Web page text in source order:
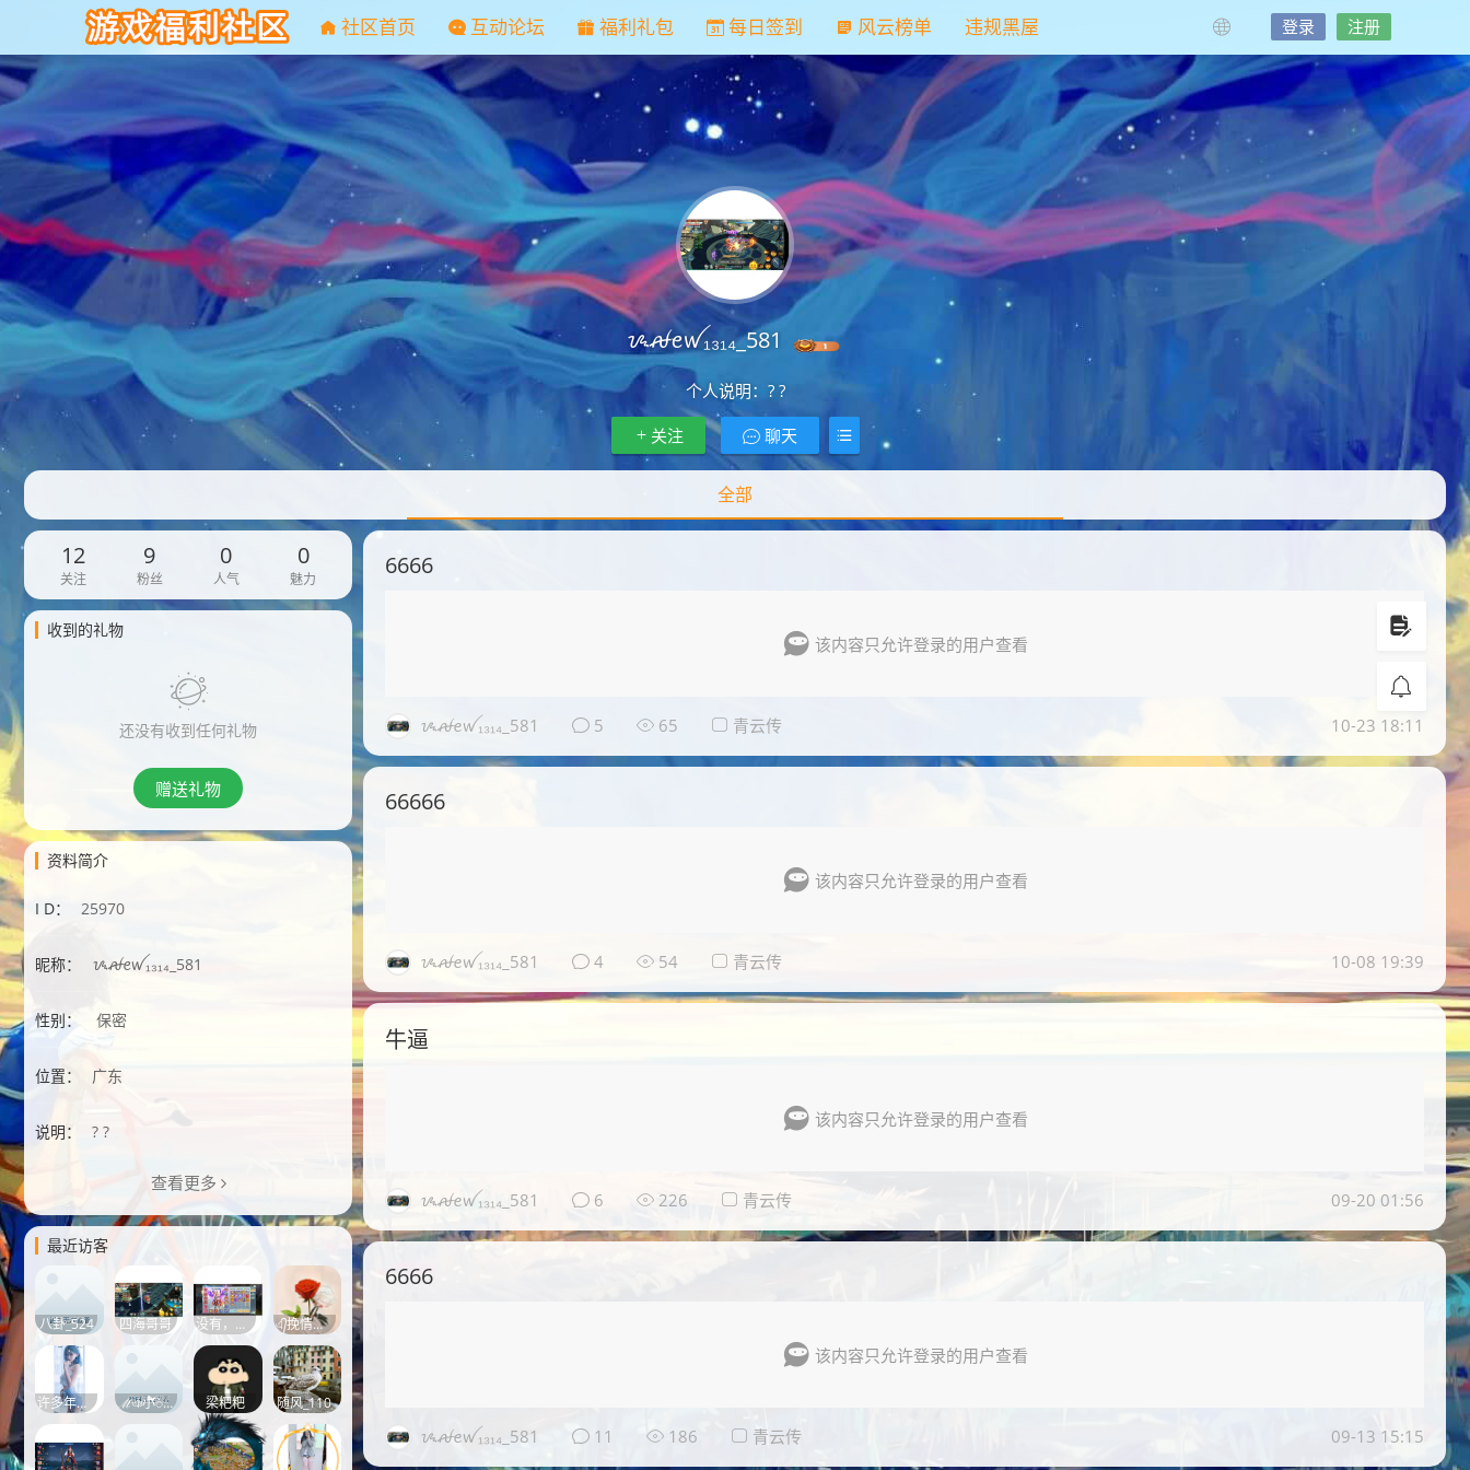
社区首页 互动论坛 福利礼包 每日签到 风云榜单 违规黑屋 登录 注册
ᝰꫛꫀꪝ₁₃₁₄_581
个人说明： ? ?
关注 聊天
全部
12
关注
9
粉丝
0
人气
0
魅力
收到的礼物
还没有收到任何礼物
赠送礼物
资料简介
I D： 25970
昵称： ᝰꫛꫀꪝ₁₃₁₄_581
性别： 保密
位置： 广东
说明： ? ?
查看更多
最近访客
八卦_524 四海哥哥 没有，看啥 এ᭄挽情丝ོꦿ࿐
许多年以后 ℳঞ小໌້ᮨ馋꧔ꦿ猫᭄⁵ 梁粑粑 随风_110
6666
该内容只允许登录的用户查看
ᝰꫛꫀꪝ₁₃₁₄_581 5 65 青云传 10-23 18:11
66666
该内容只允许登录的用户查看
ᝰꫛꫀꪝ₁₃₁₄_581 4 54 青云传 10-08 19:39
牛逼
该内容只允许登录的用户查看
ᝰꫛꫀꪝ₁₃₁₄_581 6 226 青云传 09-20 01:56
6666
该内容只允许登录的用户查看
ᝰꫛꫀꪝ₁₃₁₄_581 11 186 青云传 09-13 15:15